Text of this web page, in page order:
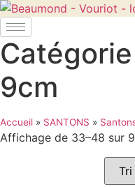
Aller
au
contenu
9cm
Accueil » SANTONS »
Affichage de 33–48 sur